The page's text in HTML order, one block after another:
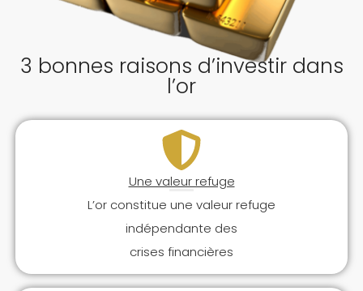
3 bonnes raisons d’investir dans
l’or
Une valeur refuge
L’or constitue une valeur refuge
indépendante des
crises financières